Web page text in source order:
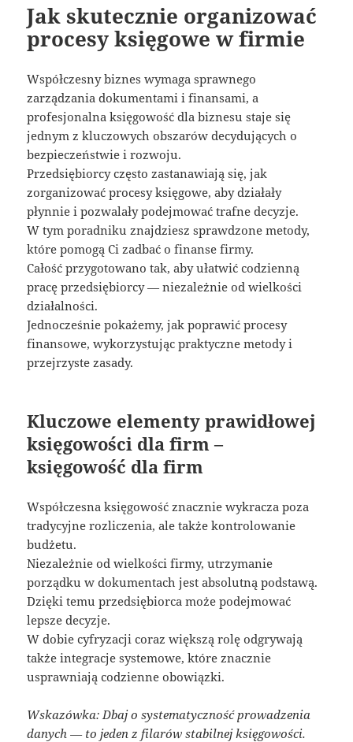
Jak skutecznie organizować
procesy księgowe w firmie
Współczesny biznes wymaga sprawnego
zarządzania dokumentami i finansami, a
profesjonalna księgowość dla biznesu staje się
jednym z kluczowych obszarów decydujących o
bezpieczeństwie i rozwoju.
Przedsiębiorcy często zastanawiają się, jak
zorganizować procesy księgowe, aby działały
płynnie i pozwalały podejmować trafne decyzje.
W tym poradniku znajdziesz sprawdzone metody,
które pomogą Ci zadbać o finanse firmy.
Całość przygotowano tak, aby ułatwić codzienną
pracę przedsiębiorcy — niezależnie od wielkości
działalności.
Jednocześnie pokażemy, jak poprawić procesy
finansowe, wykorzystując praktyczne metody i
przejrzyste zasady.
Kluczowe elementy prawidłowej
księgowości dla firm –
księgowość dla firm
Współczesna księgowość znacznie wykracza poza
tradycyjne rozliczenia, ale także kontrolowanie
budżetu.
Niezależnie od wielkości firmy, utrzymanie
porządku w dokumentach jest absolutną podstawą.
Dzięki temu przedsiębiorca może podejmować
lepsze decyzje.
W dobie cyfryzacji coraz większą rolę odgrywają
także integracje systemowe, które znacznie
usprawniają codzienne obowiązki.
Wskazówka: Dbaj o systematyczność prowadzenia
danych — to jeden z filarów stabilnej księgowości.